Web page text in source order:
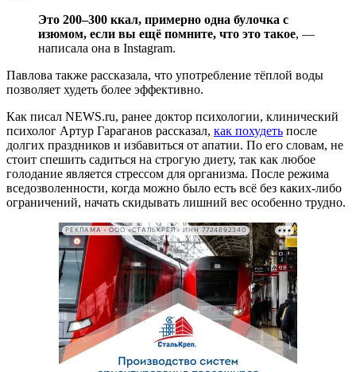
Это 200–300 ккал, примерно одна булочка с
изюмом, если вы ещё помните, что это такое, —
написала она в Instagram.
Павлова также рассказала, что употребление тёплой воды
позволяет худеть более эффективно.
Как писал NEWS.ru, ранее доктор психологии, клинический
психолог Артур Гараганов рассказал, как похудеть после
долгих праздников и избавиться от апатии. По его словам, не
стоит спешить садиться на строгую диету, так как любое
голодание является стрессом для организма. После режима
вседозволенности, когда можно было есть всё без каких-либо
ограничений, начать скидывать лишний вес особенно трудно.
РЕКЛАМА • ООО «СТАЛЬКРЕП» ИНН 7724892340